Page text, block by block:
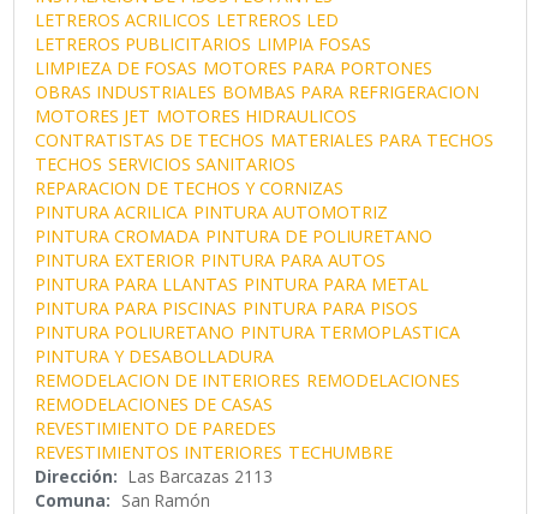
LETREROS ACRILICOS LETREROS LED
LETREROS PUBLICITARIOS LIMPIA FOSAS
LIMPIEZA DE FOSAS MOTORES PARA PORTONES
OBRAS INDUSTRIALES BOMBAS PARA REFRIGERACION
MOTORES JET MOTORES HIDRAULICOS
CONTRATISTAS DE TECHOS MATERIALES PARA TECHOS
TECHOS SERVICIOS SANITARIOS
REPARACION DE TECHOS Y CORNIZAS
PINTURA ACRILICA PINTURA AUTOMOTRIZ
PINTURA CROMADA PINTURA DE POLIURETANO
PINTURA EXTERIOR PINTURA PARA AUTOS
PINTURA PARA LLANTAS PINTURA PARA METAL
PINTURA PARA PISCINAS PINTURA PARA PISOS
PINTURA POLIURETANO PINTURA TERMOPLASTICA
PINTURA Y DESABOLLADURA
REMODELACION DE INTERIORES REMODELACIONES
REMODELACIONES DE CASAS
REVESTIMIENTO DE PAREDES
REVESTIMIENTOS INTERIORES TECHUMBRE
Dirección: Las Barcazas 2113
Comuna: San Ramón